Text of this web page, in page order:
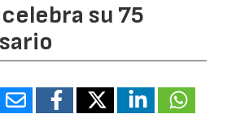
su 75